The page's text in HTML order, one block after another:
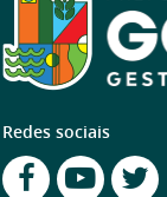
Redes sociais